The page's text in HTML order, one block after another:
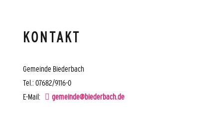
KONTAKT
Gemeinde Biederbach
Tel.: 07682/9116-0
E-Mail:
gemeinde@biederbach.de